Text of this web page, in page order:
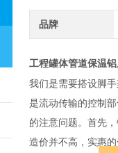
品牌
工程罐体管道保温
我们是需要搭设脚
是流动传输的控制
的注意问题。首先
造价并不高，实惠